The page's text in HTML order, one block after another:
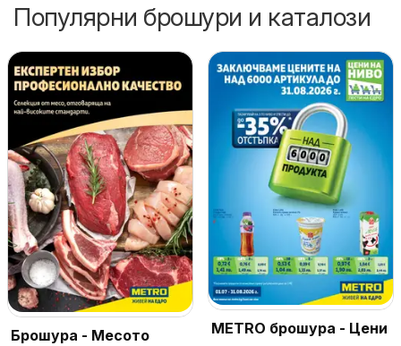
Популярни брошури и каталози
Брошура - Месото
METRO брошура - Цени